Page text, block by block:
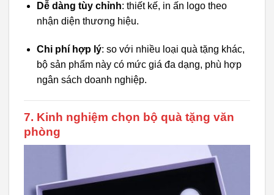
Dễ dàng tùy chỉnh: thiết kế, in ấn logo theo
nhận diện thương hiệu.
Chi phí hợp lý: so với nhiều loại quà tặng khác,
bộ sản phẩm này có mức giá đa dạng, phù hợp
ngân sách doanh nghiệp.
7. Kinh nghiệm chọn bộ quà tặng văn
phòng